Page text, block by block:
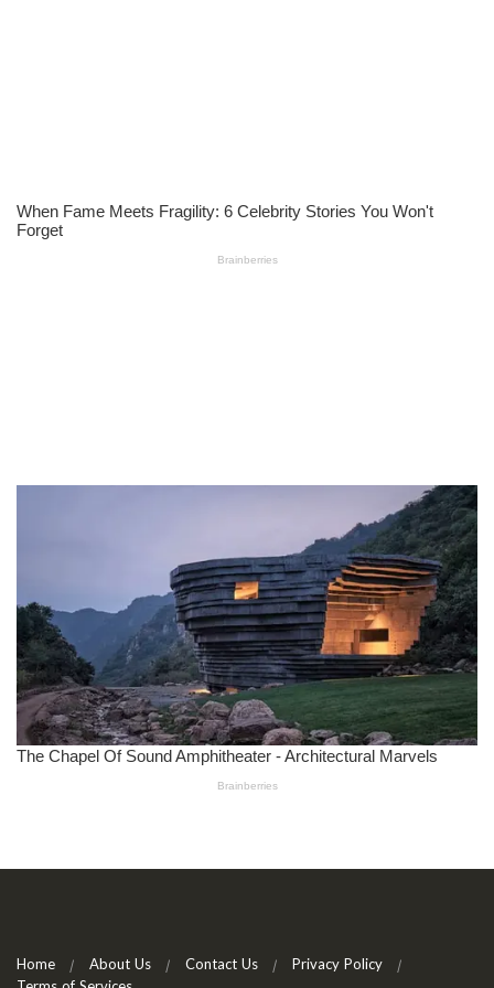
Home About Us Contact Us
Privacy Policy